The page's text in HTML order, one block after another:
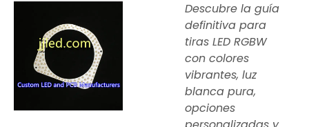
Descubre la guía
definitiva para
tiras LED RGBW
con colores
vibrantes, luz
blanca pura,
opciones